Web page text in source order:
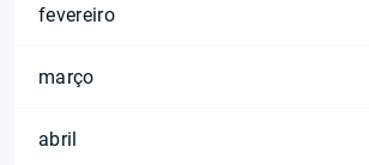
fevereiro
março
abril